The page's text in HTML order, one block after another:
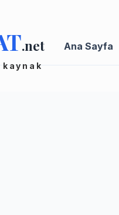
.net Ana Sayfa